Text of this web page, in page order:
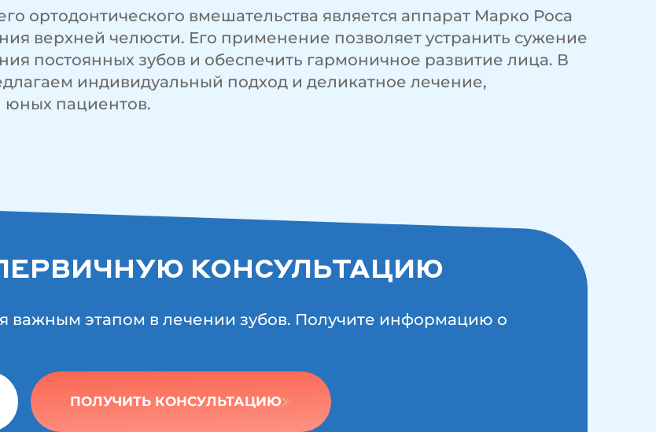
ортодонтического вмешательства является аппарат Марко Роса
верхней челюсти. Его применение позволяет устранить сужение
постоянных зубов и обеспечить гармоничное развитие лица. В
индивидуальный подход и деликатное лечение,
юных пациентов.
КОНСУЛЬТАЦИЮ
важным этапом в лечении зубов. Получите информацию о
ПОЛУЧИТЬ КОНСУЛЬТАЦИЮ